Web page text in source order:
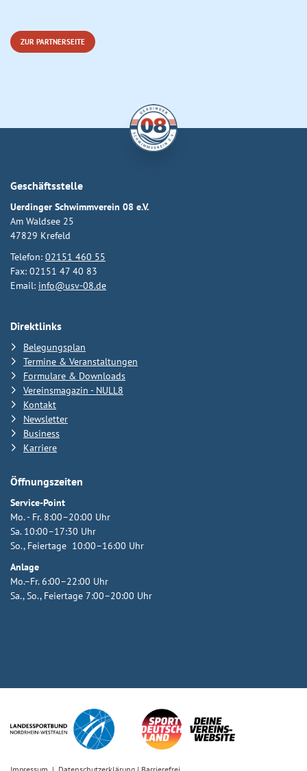
ZUR PARTNERSEITE
Geschäftsstelle
Uerdinger Schwimmverein 08 e.V.
Am Waldsee 25
47829 Krefeld
Telefon: 02151 460 55
Fax: 02151 47 40 83
Email: info@usv-08.de
Direktlinks
Belegungsplan
Termine & Veranstaltungen
Formulare & Downloads
Vereinsmagazin - NULL8
Kontakt
Newsletter
Business
Karriere
Öffnungszeiten
Service-Point
Mo. - Fr. 8:00–20:00 Uhr
Sa. 10:00–17:30 Uhr
So., Feiertage 10:00–16:00 Uhr
Anlage
Mo.–Fr. 6:00–22:00 Uhr
Sa., So., Feiertage 7:00–20:00 Uhr